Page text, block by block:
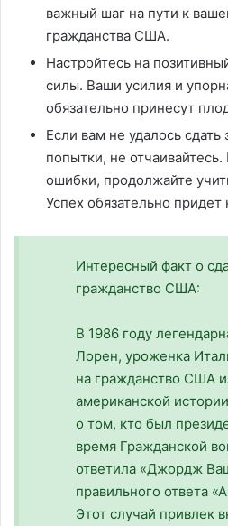
важный шаг на пути к
гражданства США.
Настройтесь на
силы. Ваши усилия и
обязательно принесут
Если вам не удалось сдать
попытки, не
ошибки, продолжайте
Успех обязательно придет
Интересный факт о
гражданство США:
В 1986 году
Лорен, уроженка
на гражданство США
американской
о том, кто был
время Гражданской
ответила «Джордж
правильного ответа
Этот случай привлек